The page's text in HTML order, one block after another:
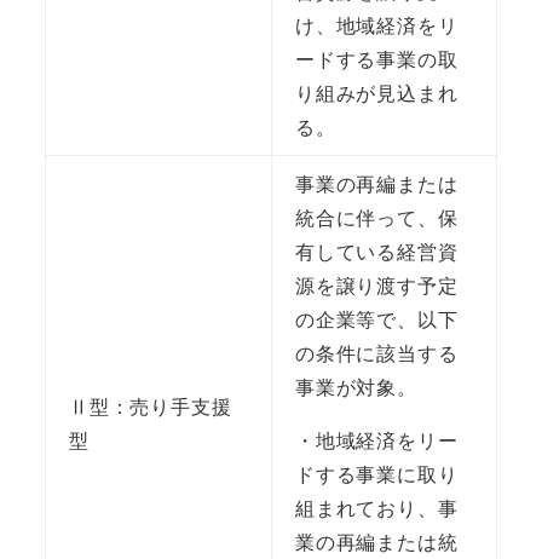
け、地域経済をリ
ードする事業の取
り組みが見込まれ
る。
Ⅱ型：売り手支援
型
事業の再編または
統合に伴って、保
有している経営資
源を譲り渡す予定
の企業等で、以下
の条件に該当する
事業が対象。
・地域経済をリー
ドする事業に取り
組まれており、事
業の再編または統